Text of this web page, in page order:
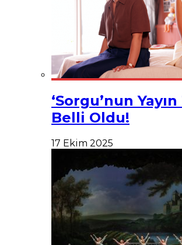
‘Sorgu’nun
Belli Oldu!
17 Ekim 2025